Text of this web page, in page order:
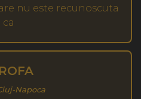
nu este recunoscuta
Napoca